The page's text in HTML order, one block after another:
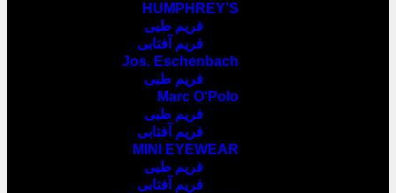
HUMPHREY’S
فریم طبی
فریم آفتابی
Jos. Eschenbach
فریم طبی
Marc O‘Polo
فریم طبی
فریم آفتابی
MINI EYEWEAR
فریم طبی
فریم آفتابی